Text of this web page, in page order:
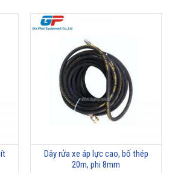
Dây rửa xe áp lực cao, bố thép
20m, phi 8mm